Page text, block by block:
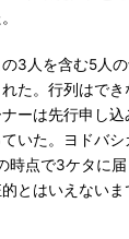
3人を含む5人
た。行列はで
ーは先行申し
いた。ヨドバ
時点で3ケタに
とはいえない